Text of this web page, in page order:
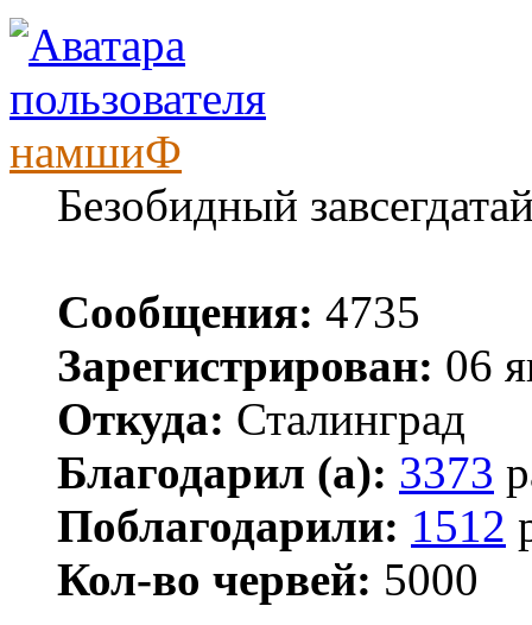
намшиФ
Безобидный
Сообщения: 4735
Зарегистрирован: 06
Откуда: Сталинград
Благодарил (а): 3373
Поблагодарили: 1512
Кол-во червей: 5000